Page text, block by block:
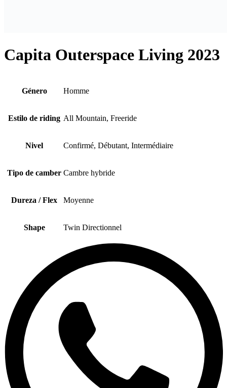
Capita Outerspace Living 2023
Género Homme
Estilo de riding All Mountain, Freeride
Nivel Confirmé, Débutant, Intermédiaire
Tipo de camber Cambre hybride
Dureza / Flex Moyenne
Shape Twin Directionnel